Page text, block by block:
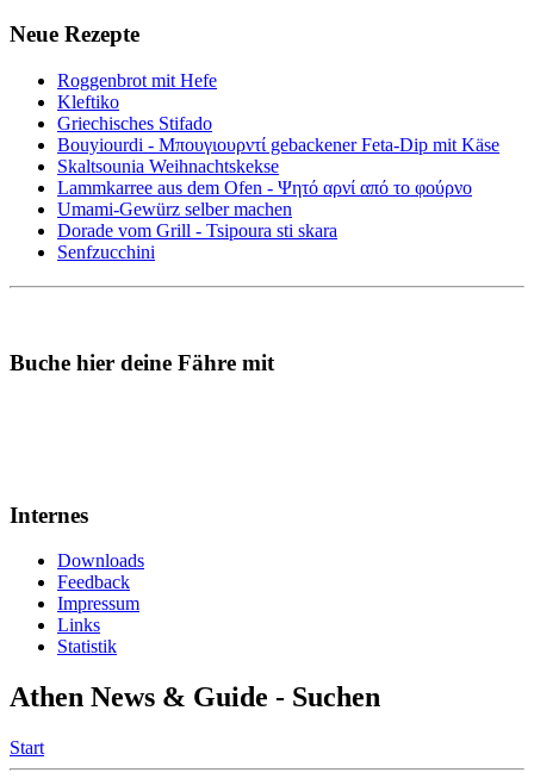
Neue Rezepte
Roggenbrot mit Hefe
Kleftiko
Griechisches Stifado
Bouyiourdi - Μπουγιουρντί gebackener Feta-Dip mit Käse
Skaltsounia Weihnachtskekse
Lammkarree aus dem Ofen - Ψητό αρνί από το φούρνο
Umami-Gewürz selber machen
Dorade vom Grill - Tsipoura sti skara
Senfzucchini
Buche hier deine Fähre mit
Internes
Downloads
Feedback
Impressum
Links
Statistik
Athen News & Guide - Suchen
Start